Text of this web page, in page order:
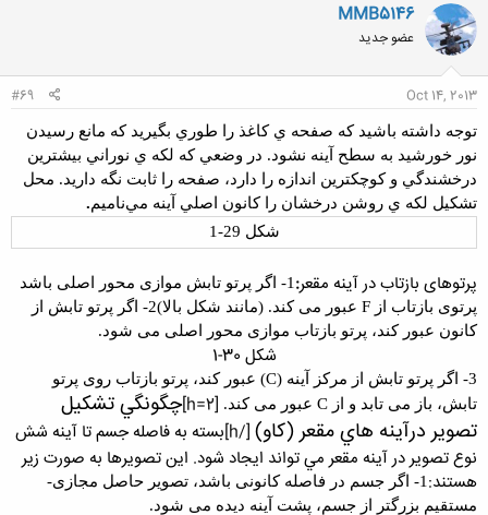
MMB5146
عضو جدید
Oct 14, 2013
#69
توجه داشته باشيد که صفحه ي کاغذ را طوري بگيريد که مانع رسيدن
نور خورشيد به سطح آينه نشود. در وضعي که لکه ي نوراني بيشترين
درخشندگي و کوچکترين اندازه را دارد، صفحه را ثابت نگه داريد. محل
تشکيل لکه ي روشن درخشان را کانون اصلي آينه مي‌ناميم.
شکل 29-1
پرتوهای بازتاب در آینه مقعر:
1-
اگر پرتو تابش موازی محور اصلی باشد
پرتوی بازتاب از عبور می کند. (مانند شکل بالا)2-
اگر پرتو تابش از
کانون عبور کند، پرتو بازتاب موازی محور اصلی می شود.
شکل 30-1
3- اگر پرتو تابش از مرکز آینه (C) عبور کند، پرتو بازتاب روی پرتو
تابش، باز می تابد و از
عبور می کند. [h=2]
چگونگي تشکيل
تصوير درآينه هاي مقعر (کاو) [/h] بسته به فاصله جسم تا آينه شش
نوع تصوير در آينه مقعر مي تواند ايجاد شود. اين تصويرها به صورت زير
هستند: 1- اگر جسم در فاصله کانونی باشد، تصویر حاصل
مجازی-
مستقیم بزرگتر از جسم، پشت آینه دیده می شود.